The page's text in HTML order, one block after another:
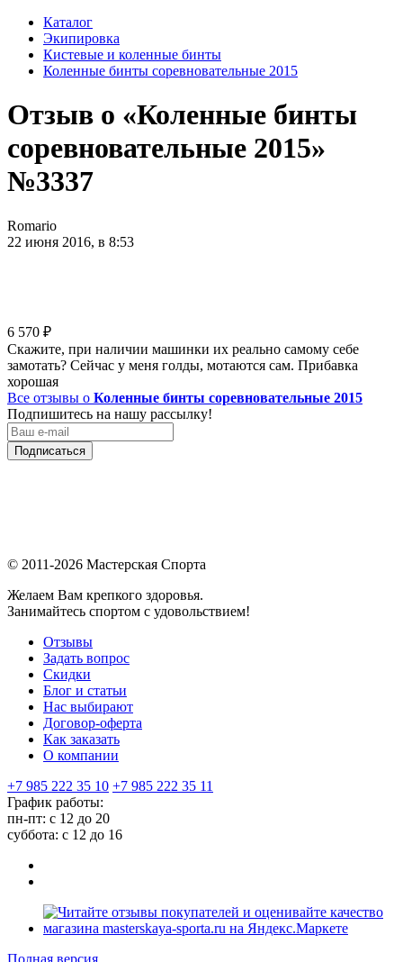
Каталог
Экипировка
Кистевые и коленные бинты
Коленные бинты соревновательные 2015
Отзыв о «Коленные бинты
соревновательные 2015»
№3337
Romario
22 июня 2016, в 8:53
6 570 ₽
Скажите, при наличии машинки их реально самому себе
замотать? Сейчас у меня голды, мотаются сам. Прибавка
хорошая
Все отзывы о Коленные бинты соревновательные 2015
Подпишитесь на нашу рассылку!
Подписаться
© 2011-2026 Мастерская Спорта
Желаем Вам крепкого здоровья.
Занимайтесь спортом с удовольствием!
Отзывы
Задать вопрос
Скидки
Блог и статьи
Нас выбирают
Договор-оферта
Как заказать
О компании
+7 985 222 35 10 +7 985 222 35 11
График работы:
пн-пт: с 12 до 20
суббота: c 12 до 16
Полная версия